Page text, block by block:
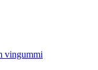
vingummi